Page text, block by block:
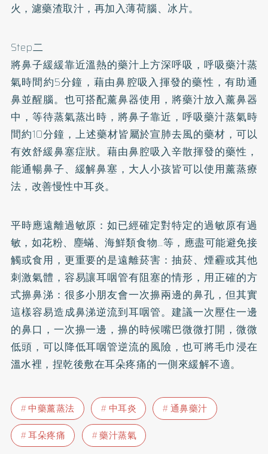
火，濾藥渣取汁，再加入薄荷腦、冰片。
Step二
將鼻子緩緩靠近溫熱的藥汁上方深呼吸，呼吸藥汁蒸
氣時間約5分鐘，藉由鼻腔吸入揮發的藥性，有助通
鼻並醒腦。也可搭配薰鼻器使用，將藥汁放入薰鼻器
中，等待蒸氣蒸出時，將鼻子靠近，呼吸藥汁蒸氣時
間約10分鐘，上述藥材皆屬於宣肺去風的藥材，可以
有效舒緩鼻塞症狀。藉由鼻腔吸入辛散揮發的藥性，
能通暢鼻子、緩解鼻塞，大人小孩皆可以使用薰蒸療
法，改善慢性中耳炎。
平時應遠離過敏原：如已經確定對特定的過敏原有過
敏，如花粉、塵蟎、海鮮類食物…等，應盡可能避免接
觸或食用，更重要的是遠離菸害：抽菸、煙霾或其他
刺激氣體，容易讓耳咽管有阻塞的情形，用正確的方
式擤鼻涕：很多小朋友會一次擤兩邊的鼻孔，但其實
這樣容易造成鼻涕逆流到耳咽管。建議一次壓住一邊
的鼻口，一次擤一邊，擤的時候嘴巴微微打開，微微
低頭，可以降低耳咽管逆流的風險，也可將毛巾浸在
溫水裡，捏乾後敷在耳朵疼痛的一側來緩解不適。
中藥薰蒸法 中耳炎
通鼻藥汁
耳朵疼痛
藥汁蒸氣